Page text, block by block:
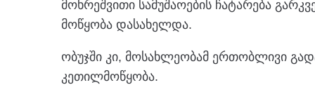
მოხრეშვითი სამუშაოების ჩატარება
მოწყობა დასახელდა.
ობუჯში კი, მოსახლეობამ ერთობლივი
კეთილმოწყობა.